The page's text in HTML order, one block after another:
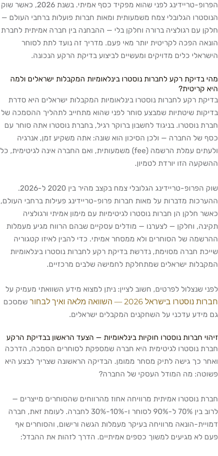
הפרופ-טריידינג לפני שהוא מפקיד כסף אמיתי. בשנת 2026, כאשר שוק
הנוסטרו הגלובלי צמח משמעותית ומאות חברות פועלות ברחבי העולם —
חלקן עם רגולציה ברורה וחלקן בלי — ההבחנה בין חברה אמיתית לחברת
הונאה הפכה לקריטית יותר מאי פעם. מדריך זה נועד לתת לסוחר
הישראלי כלים מדויקים ומעשיים לביצוע בדיקת הרקע הנכונה.
מהי בדיקת רקע לחברות נוסטרו בינלאומיות המקבלות ישראלים ולמה
היא קריטית?
בדיקת רקע לחברות נוסטרו בינלאומיות המקבלות ישראלים היא סדרת
בדיקות שיטתיות שמבצע סוחר לפני שהוא מתחייב לתהליך ההסמכה של
חברת נוסטרו. בניגוד לחשבון ברוקר רגיל, בחברת נוסטרו אתה סוחר עם
כסף של החברה — ולכן הסיכון הוא שונה: אתה משקיע זמן, אנרגיה
ולעתים עמלת הרשמה (fee) משמעותית, ואם החברה אינה לגיטימית, כל
ההשקעה הזו יורדת לטמיון.
שוק הפרופ-טריידינג הגלובלי צמח בקצב מהיר בין 2020 ל-2026.
ההערכות מדברות על מאות חברות פרופ-טריידינג פעילות ברחבי העולם,
כאשר חלקן הן חברות נוסטרו לגיטימיות עם מימון אמיתי ורגולציה
תקינה, וחלקן — לצערנו — מודלים עסקיים שבהם הרווח מגיע מעמלות
ההרשמה של הסוחרים ולא ממסחר אמיתי. כדי להבין לאיזו קטגוריה
שייכת חברה מסוימת, נדרשת בדיקת רקע לחברות נוסטרו בינלאומיות
המקבלות ישראלים שמתחלקת לחמישה שלבים מרכזיים.
לפני שנצלול לפרטים, חשוב לציין: ניתן למצוא מידע השוואתי מעמיק על
חברות נוסטרו בישראל 2026 — השוואה מלאה ואיך לבחור
שמסכם
גם מידע עדכני על השחקנים המקבלים ישראלים.
זיהוי חברות נוסטרו חוקיות בינלאומיות — הצעד הראשון בבדיקת הרקע
חברת נוסטרו לגיטימית היא חברה שמספקת לסוחרים הסמכה, הדרכה
ואחר כך גישה לתיק מסחר ממומן. הבדיקה הראשונה שצריך לבצע היא
פשוטה: מה המודל העסקי של החברה?
חברת נוסטרו אמיתית מרוויחה אחוז מהרווחים שהסוחרים מייצרים —
לרוב בין 70% ל-90% לסוחר ו-10%-30% לחברה. לעומת זאת, חברה
דמויית-הונאה מרוויחה בעיקר מעמלות הגשה ורישום, והסוחרים אף
פעם לא מגיעים למשוך כספים אמיתיים. הדרך לזהות את ההבדל: